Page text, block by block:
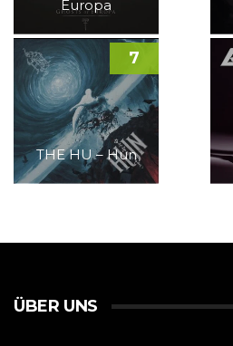
Europa
THE HU – Hun
7
ÜBER UNS